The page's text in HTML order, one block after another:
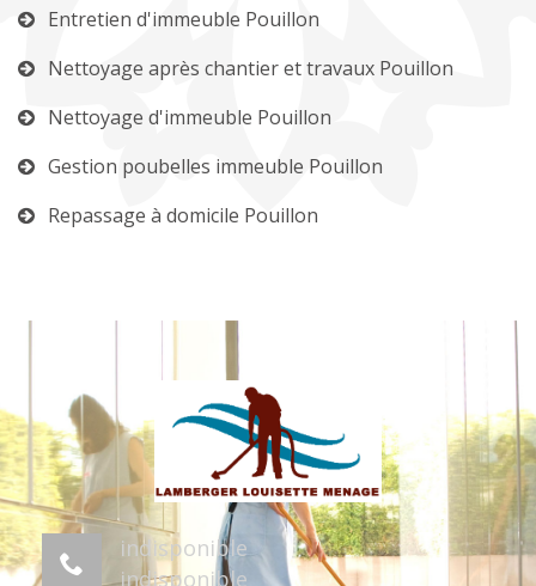
Entretien d'immeuble Pouillon
Nettoyage après chantier et travaux Pouillon
Nettoyage d'immeuble Pouillon
Gestion poubelles immeuble Pouillon
Repassage à domicile Pouillon
indisponible
indisponible